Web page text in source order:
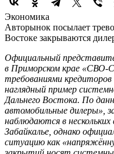
Экономика
Авторынок посылает
Востоке закрываются
Официальный
в Приморском крае «СВО-
требованиями
наглядный пример
Дальнего Востока. По
автомобильные дилеры»,
наблюдаются в нескольких
Забайкалье, однако
ситуацию как